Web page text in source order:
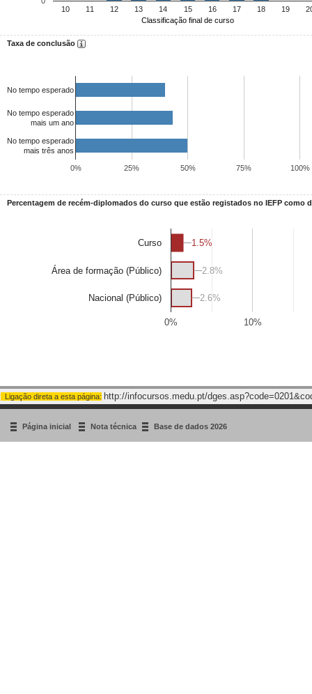
10 11 12 13 14 15 16 17 18 19
Classificação final de curso
Taxa de conclusão
0% 25% 50% 75% 100%
No tempo esperado
No tempo esperado
mais um ano
No tempo esperado
mais três anos
Percentagem de recém-diplomados do curso que estão registados no IEFP como
0% 10%
Curso
Área de formação (Público)
Nacional (Público)
1.5%
1.5%
2.8%
2.8%
2.6%
2.6%
Ligação direta a esta página: http://infocursos.medu.pt/
Página inicial Nota técnica Base de dados 2026